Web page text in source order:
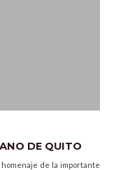
DE QUITO
de la importante